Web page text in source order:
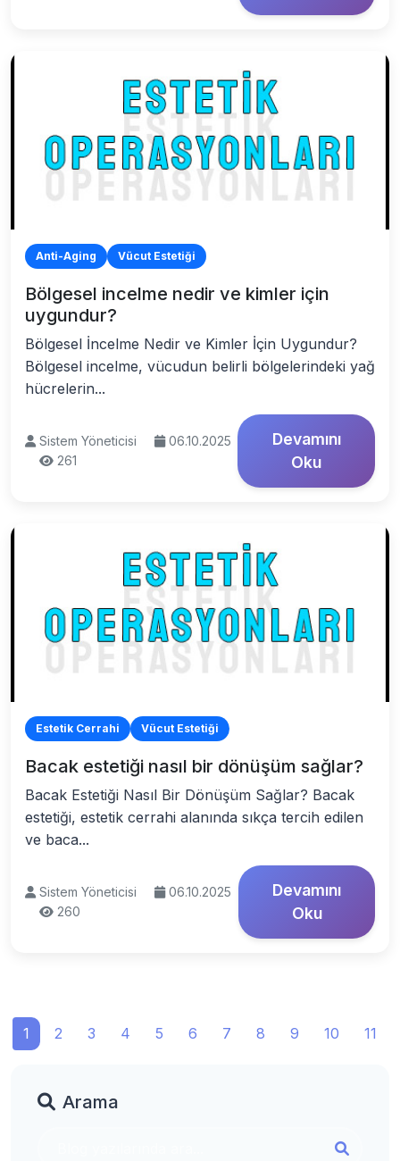
Anti-Aging Vücut Estetiği
Bölgesel incelme nedir ve kimler için
uygundur?
Bölgesel İncelme Nedir ve Kimler İçin Uygundur?
Bölgesel incelme, vücudun belirli bölgelerindeki yağ
hücrelerin...
Sistem Yöneticisi
06.10.2025
261
Devamını
Oku
Estetik Cerrahi Vücut Estetiği
Bacak estetiği nasıl bir dönüşüm sağlar?
Bacak Estetiği Nasıl Bir Dönüşüm Sağlar? Bacak
estetiği, estetik cerrahi alanında sıkça tercih edilen
ve baca...
Sistem Yöneticisi
06.10.2025
260
Devamını
Oku
1 2 3 4 5 6 7 8 9 10 11
Arama